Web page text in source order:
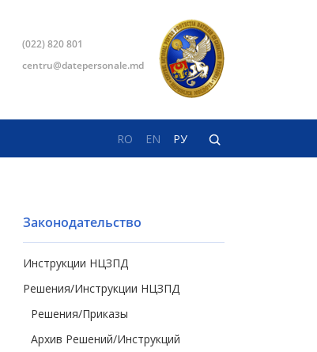
(022) 820 801
centru@datepersonale.md
RO EN РУ
Законодательство
Инструкции НЦЗПД
Решения/Инструкции НЦЗПД
Решения/Приказы
Архив Решений/Инструкций